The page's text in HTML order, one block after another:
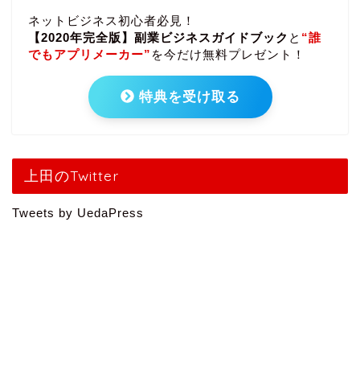
ネットビジネス初心者必見！
【2020年完全版】副業ビジネスガイドブック と “誰
でもアプリメーカー” を今だけ無料プレゼント！
特典を受け取る
上田のTwitter
Tweets by UedaPress